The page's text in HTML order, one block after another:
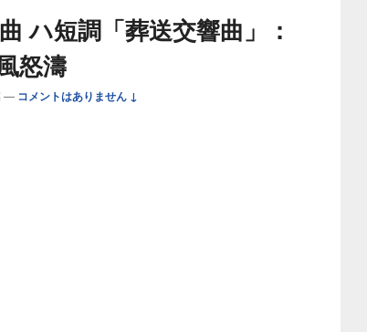
ハ短調「葬送交響曲」：
怒濤
— コメントはありません ↓